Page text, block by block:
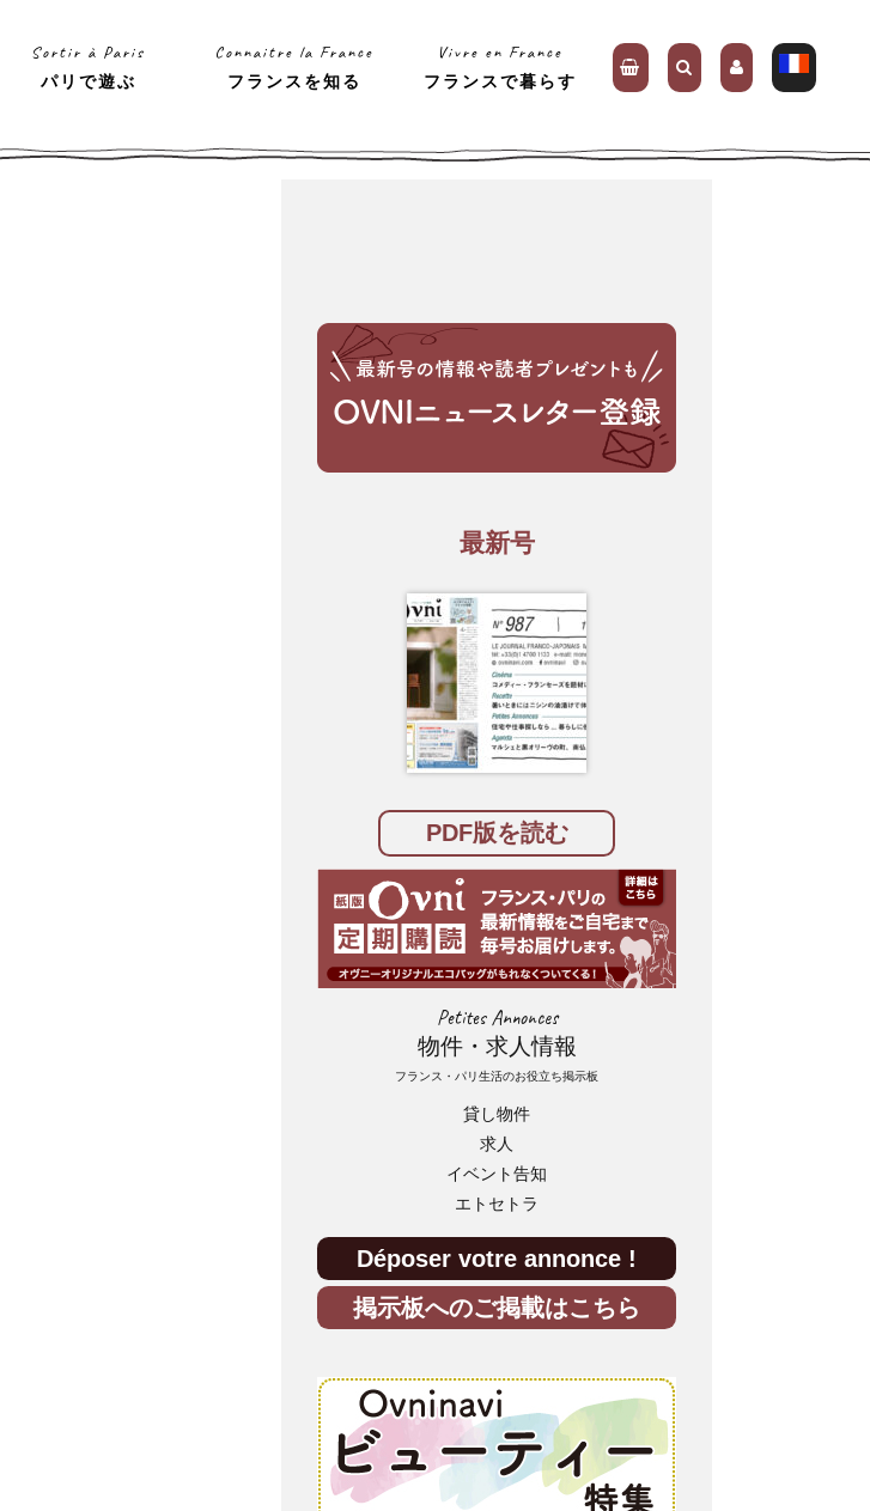
Sortir à Paris
パリで遊ぶ
Connaitre la France
フランスを知る
Vivre en France
フランスで暮らす
最新号
PDF版を読む
Petites Annonces
物件・求人情報
フランス・パリ生活のお役立ち掲示板
貸し物件
求人
イベント告知
エトセトラ
Déposer votre annonce !
掲示板へのご掲載はこちら